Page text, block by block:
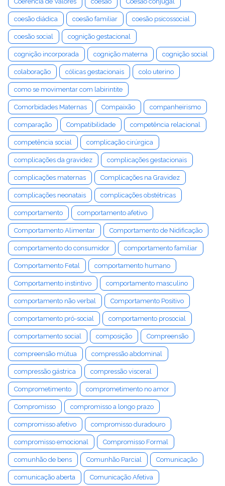
coesão diádica coesão familiar coesão psicossocial
coesão social cognição gestacional
cognição incorporada cognição materna cognição social
colaboração cólicas gestacionais colo uterino
como se movimentar com labirintite
Comorbidades Maternas Compaixão companheirismo
comparação Compatibilidade competência relacional
competência social complicação cirúrgica
complicações da gravidez complicações gestacionais
complicações maternas Complicações na Gravidez
complicações neonatais complicações obstétricas
comportamento comportamento afetivo
Comportamento Alimentar Comportamento de Nidificação
comportamento do consumidor comportamento familiar
Comportamento Fetal comportamento humano
Comportamento instintivo comportamento masculino
comportamento não verbal Comportamento Positivo
comportamento pró-social comportamento prosocial
comportamento social composição Compreensão
compreensão mútua compressão abdominal
compressão gástrica compressão visceral
Comprometimento comprometimento no amor
Compromisso compromisso a longo prazo
compromisso afetivo compromisso duradouro
compromisso emocional Compromisso Formal
comunhão de bens Comunhão Parcial Comunicação
comunicação aberta Comunicação Afetiva